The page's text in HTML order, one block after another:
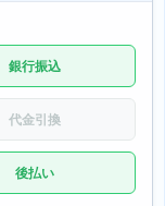
銀行振込
代金引換
後払い